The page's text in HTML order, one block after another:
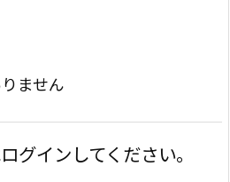
ません
グインしてください。